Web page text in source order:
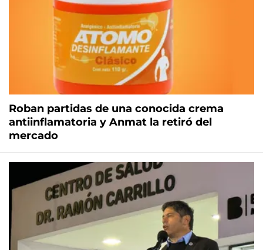
Roban partidas de una conocida crema
antiinflamatoria y Anmat la retiró del
mercado